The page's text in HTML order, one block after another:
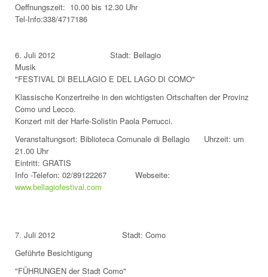
Oeffnungszeit: 10.00 bis 12.30 Uhr
Tel-Info:338/4717186
6. Juli 2012 Stadt: Bellagio
Musik
"FESTIVAL DI BELLAGIO E DEL LAGO DI COMO"
Klassische Konzertreihe in den wichtigsten Ortschaften der Provinz
Como und Lecco.
Konzert mit der Harfe-Solistin Paola Perrucci.
Veranstaltungsort: Biblioteca Comunale di Bellagio Uhrzeit: um
21.00 Uhr
Eintritt: GRATIS
Info -Telefon: 02/89122267 Webseite:
www.bellagiofestival.com
7. Juli 2012 Stadt: Como
Geführte Besichtigung
"FÜHRUNGEN der Stadt Como"